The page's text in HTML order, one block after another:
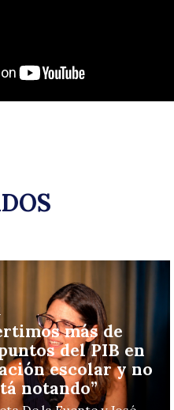
más de
del PIB en
escolar y no
notando”